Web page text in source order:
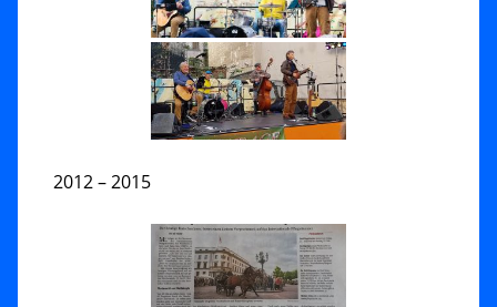
2012 – 2015